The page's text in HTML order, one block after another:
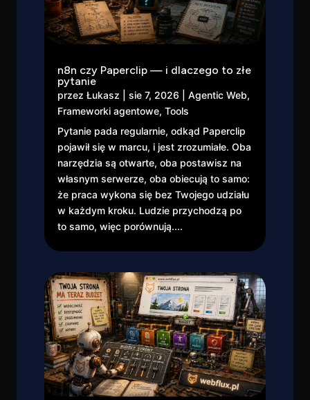
n8n czy Paperclip — i dlaczego to złe
pytanie
przez Łukasz sie 7, 2026 Agentic Web,
Frameworki agentowe, Tools
Pytanie pada regularnie, odkąd Paperclip
pojawił się w marcu, i jest zrozumiałe. Oba
narzędzia są otwarte, oba postawisz na
własnym serwerze, oba obiecują to samo:
że praca wykona się bez Twojego udziału
w każdym kroku. Ludzie przychodzą po
to samo, więc porównują....